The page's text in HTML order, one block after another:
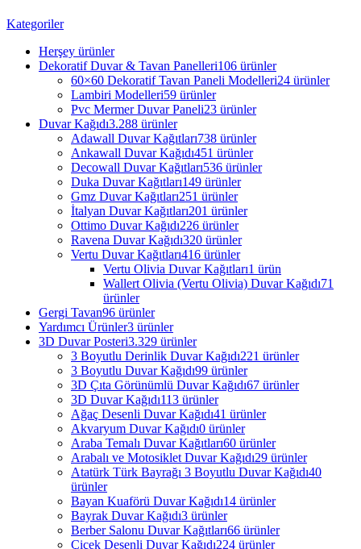
Kategoriler
Herşey ürünler
Dekoratif Duvar & Tavan Panelleri106 ürünler
60×60 Dekoratif Tavan Paneli Modelleri24 ürünler
Lambiri Modelleri59 ürünler
Pvc Mermer Duvar Paneli23 ürünler
Duvar Kağıdı3.288 ürünler
Adawall Duvar Kağıtları738 ürünler
Ankawall Duvar Kağıdı451 ürünler
Decowall Duvar Kağıtları536 ürünler
Duka Duvar Kağıtları149 ürünler
Gmz Duvar Kağıtları251 ürünler
İtalyan Duvar Kağıtları201 ürünler
Ottimo Duvar Kağıdı226 ürünler
Ravena Duvar Kağıdı320 ürünler
Vertu Duvar Kağıtları416 ürünler
Vertu Olivia Duvar Kağıtları1 ürün
Wallert Olivia (Vertu Olivia) Duvar Kağıdı71
ürünler
Gergi Tavan96 ürünler
Yardımcı Ürünler3 ürünler
3D Duvar Posteri3.329 ürünler
3 Boyutlu Derinlik Duvar Kağıdı221 ürünler
3 Boyutlu Duvar Kağıdı99 ürünler
3D Çıta Görünümlü Duvar Kağıdı67 ürünler
3D Duvar Kağıdı113 ürünler
Ağaç Desenli Duvar Kağıdı41 ürünler
Akvaryum Duvar Kağıdı0 ürünler
Araba Temalı Duvar Kağıtları60 ürünler
Arabalı ve Motosiklet Duvar Kağıdı29 ürünler
Atatürk Türk Bayrağı 3 Boyutlu Duvar Kağıdı40
ürünler
Bayan Kuaförü Duvar Kağıdı14 ürünler
Bayrak Duvar Kağıdı3 ürünler
Berber Salonu Duvar Kağıtları66 ürünler
Çiçek Desenli Duvar Kağıdı224 ürünler